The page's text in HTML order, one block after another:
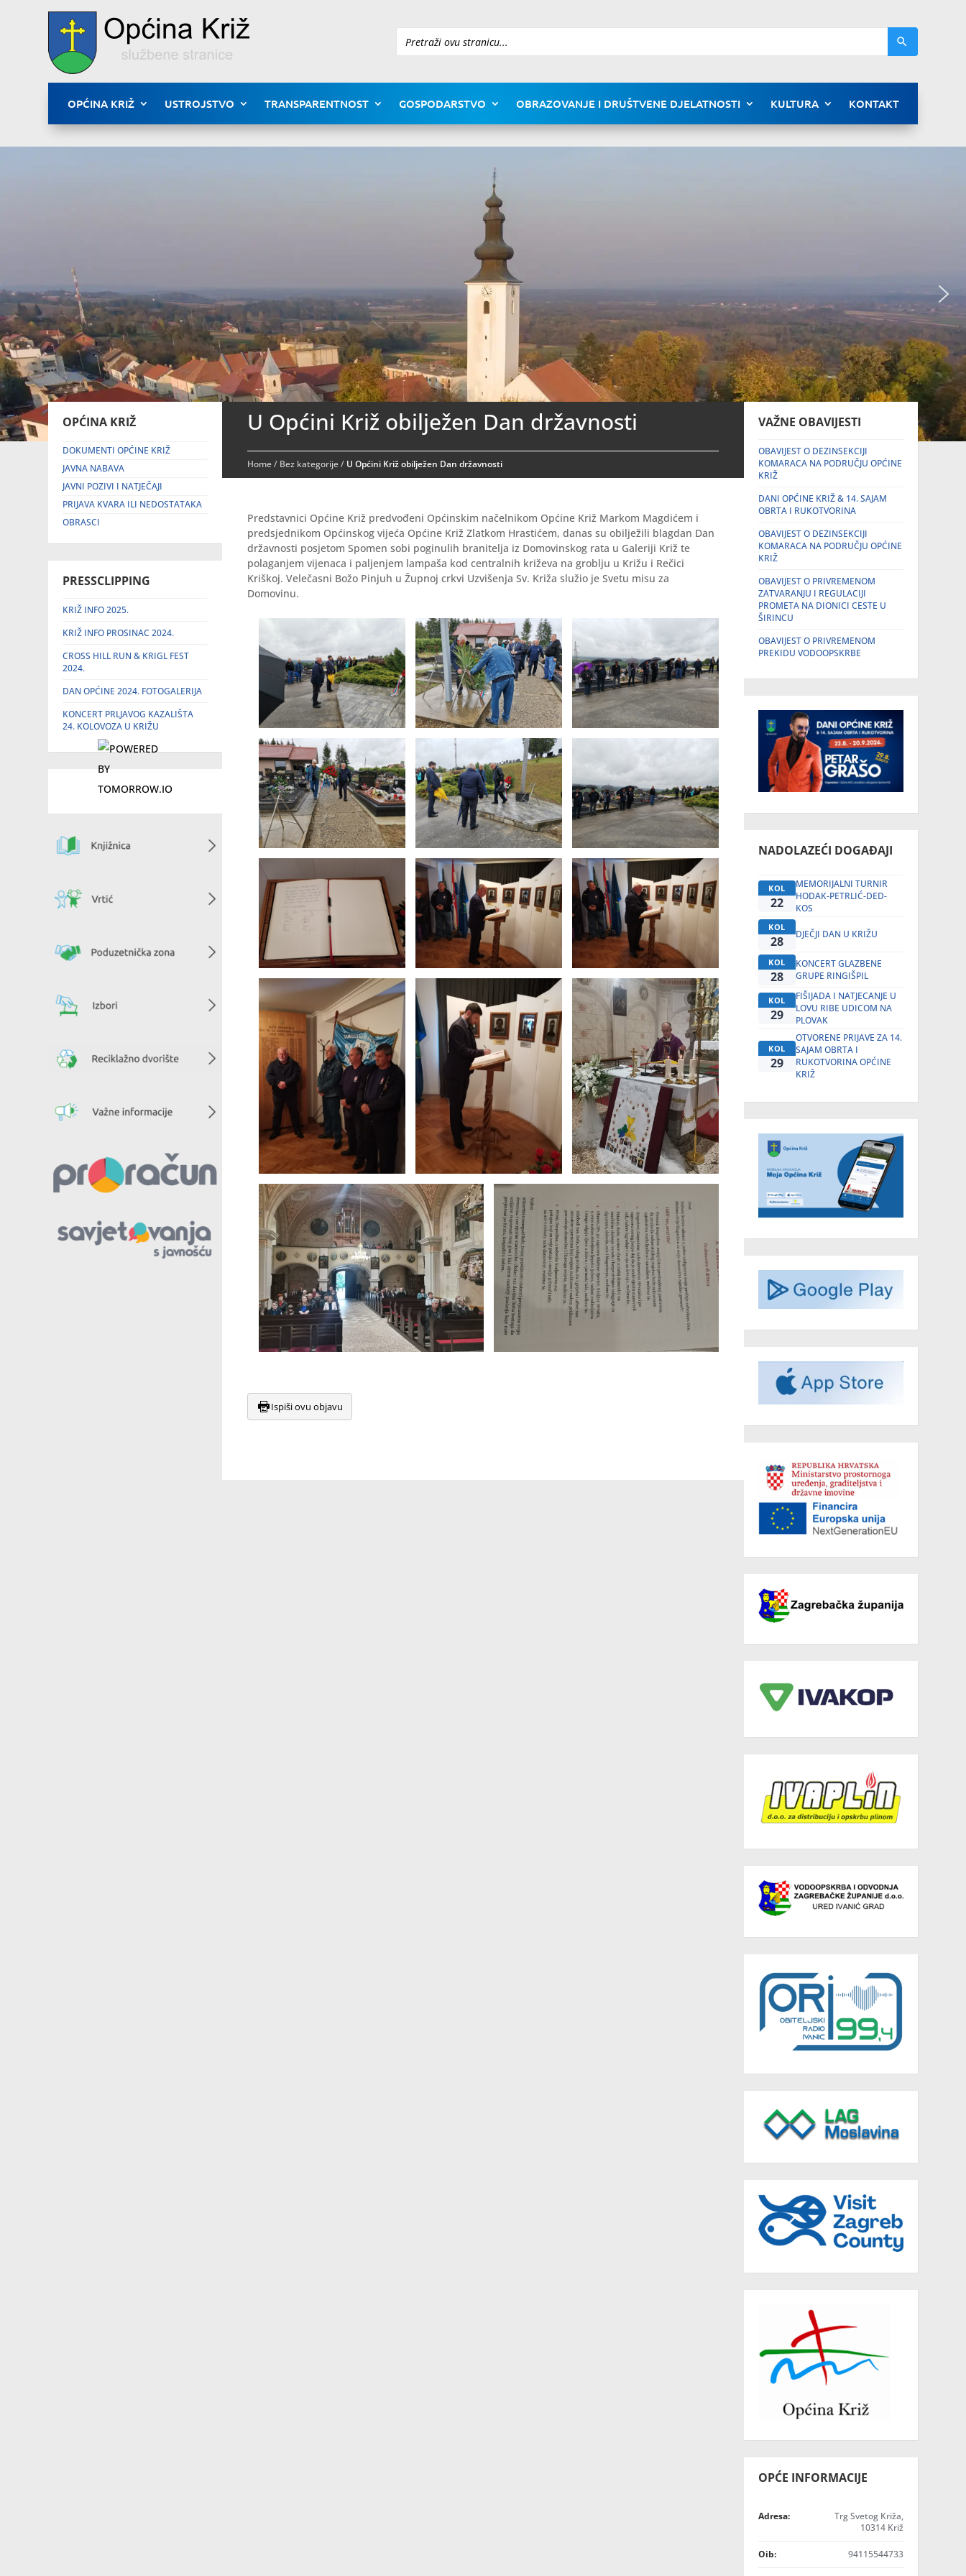
Pretraži
OPĆINA KRIŽ USTROJSTVO TRANSPARENTNOST GOSPODARSTVO OBRAZOVANJE I DRUŠTVENE DJELATNOSTI KULTURA KONTAKT
OPĆINA KRIŽ
DOKUMENTI OPĆINE KRIŽ
JAVNA NABAVA
JAVNI POZIVI I NATJEČAJI
PRIJAVA KVARA ILI NEDOSTATAKA
OBRASCI
PRESSCLIPPING
KRIŽ INFO 2025.
KRIŽ INFO PROSINAC 2024.
CROSS HILL RUN & KRIGL FEST
2024.
DAN OPĆINE 2024. FOTOGALERIJA
KONCERT PRLJAVOG KAZALIŠTA
24. KOLOVOZA U KRIŽU
U Općini Križ obilježen Dan državnosti
Home/ Bez kategorije/ U Općini Križ obilježen Dan državnosti
Predstavnici Općine Križ predvođeni Općinskim načelnikom Općine Križ Markom Magdićem i
predsjednikom Općinskog vijeća Općine Križ Zlatkom Hrastićem, danas su obilježili blagdan Dan
državnosti posjetom Spomen sobi poginulih branitelja iz Domovinskog rata u Galeriji Križ te
polaganjem vijenaca i paljenjem lampaša kod centralnih križeva na groblju u Križu i Rečici
Kriškoj. Velečasni Božo Pinjuh u Župnoj crkvi Uzvišenja Sv. Križa služio je Svetu misu za
Domovinu.
Ispiši ovu objavu
VAŽNE OBAVIJESTI
OBAVIJEST O DEZINSEKCIJI
KOMARACA NA PODRUČJU OPĆINE
KRIŽ
DANI OPĆINE KRIŽ & 14. SAJAM
OBRTA I RUKOTVORINA
OBAVIJEST O DEZINSEKCIJI
KOMARACA NA PODRUČJU OPĆINE
KRIŽ
OBAVIJEST O PRIVREMENOM
ZATVARANJU I REGULACIJI
PROMETA NA DIONICI CESTE U
ŠIRINCU
OBAVIJEST O PRIVREMENOM
PREKIDU VODOOPSKRBE
NADOLAZEĆI DOGAĐAJI
KOL
22
MEMORIJALNI TURNIR
HODAK-PETRLIĆ-DED-
KOS
KOL
28 DJEČJI DAN U KRIŽU
KOL
28
KONCERT GLAZBENE
GRUPE RINGIŠPIL
KOL
29
FIŠIJADA I NATJECANJE U
LOVU RIBE UDICOM NA
PLOVAK
KOL
29
OTVORENE PRIJAVE ZA 14.
SAJAM OBRTA I
RUKOTVORINA OPĆINE
KRIŽ
OPĆE INFORMACIJE
Adresa:
Trg Svetog Križa,
10314 Križ
Oib: 94115544733